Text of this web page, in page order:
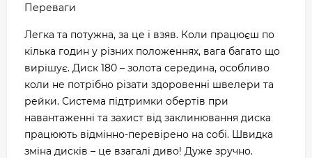
Переваги
Легка та потужна, за це і взяв. Коли працюєш по
кілька годин у різних положеннях, вага багато що
вирішує. Диск 180 – золота середина, особливо
коли не потрібно різати здоровенні швелери та
рейки. Система підтримки обертів при
навантаженні та захист від заклинювання диска
працюють відмінно-перевірено на собі. Швидка
зміна дисків – це взагалі диво! Дуже зручно.